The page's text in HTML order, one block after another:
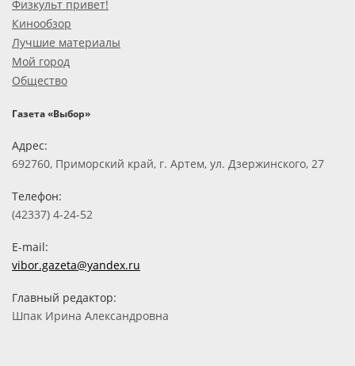
Физкульт привет!
Кинообзор
Лучшие материалы
Мой город
Общество
Газета «Выбор»
Адрес:
692760, Приморский край, г. Артем, ул. Дзержинского, 27
Телефон:
(42337) 4-24-52
E-mail:
vibor.gazeta@yandex.ru
Главный редактор:
Шпак Ирина Александровна